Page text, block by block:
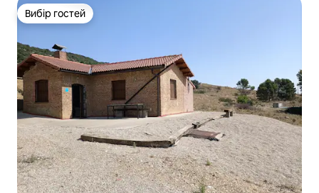
Вибір гостей
Вибір гостей